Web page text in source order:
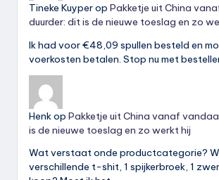
Tineke Kuyperop Pakketje uit China
duurder: dit is de nieuwe toeslag en zo
Ik had voor €48,09 spullen besteld en
voerkosten betalen. Stop nu met
Henkop Pakketje uit China vanaf
is de nieuwe toeslag en zo werkt hij
Wat verstaat onde productcategorie?
verschillende t-shit, 1 spijkerbroek, 1